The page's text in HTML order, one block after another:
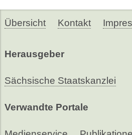
Übersicht Kontakt
Herausgeber
Sächsische Staatskanzlei
Verwandte Portale